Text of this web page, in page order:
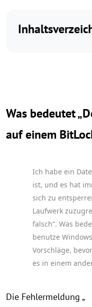
Was bedeutet
auf einem
Ich habe ein
ist, und es hat
sich zu
Laufwerk
falsch“. Was
benutze
Vorschläge,
es in einem
Die Fehlermeldung „